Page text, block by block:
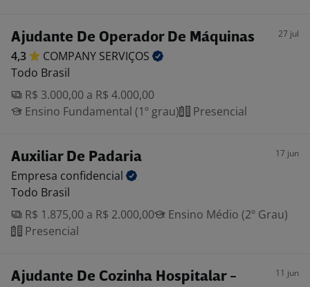
Ajudante De Operador De Máquinas 27 jul
4,3 COMPANY SERVIÇOS
Todo Brasil
R$ 3.000,00 a R$ 4.000,00
Ensino Fundamental (1º grau)
Presencial
Auxiliar De Padaria 17 jun
Empresa confidencial
Todo Brasil
R$ 1.875,00 a R$ 2.000,00
Ensino Médio (2º Grau)
Presencial
Ajudante De Cozinha Hospitalar -
11 jun